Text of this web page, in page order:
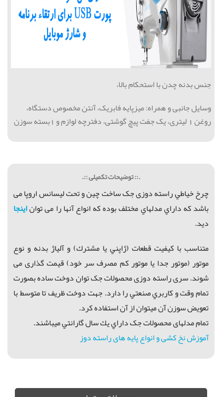
جنس بدنه چدن با استحکام بالا،
وسایل جانبی و همراه:میزپایه فابریک، آنتن مخصوص دستگاه،
روغن 1 لیتری، یک جفت پیچ گوشتی، دفترچه لوازم و 1بسته سوزن
.:: توضیحات تکمیلی ::.
چرخ خياطي راسته دوزی جک ساخت چین و تحت لیسانس اروپا می
باشد که داراي مدلهاي مختلف بوده که انواع آنها را می تواناینجا
دید.
متناسب با كيفيت قطعات (ژاپني يا مشترك) و آلياژ بدنه و نوع
موتور (موتور جدا یا موتور کم مصرف سر خود) قیمت گذاری می
شوند. سری راسته دوزی محصولات جک توان دوخت ساده بصورت
تمام وقت و كاربري صنعتي را دارد. جهت دوخت ظريف تا متوسط با
تعويض سوزن آن ميتوان از آن استفاده كرد.
تمام مدلهای محصولات جک داراي يك سال گارانتي ميباشند.
آموزش نخ کشی و انواع پایه های راسته دوز